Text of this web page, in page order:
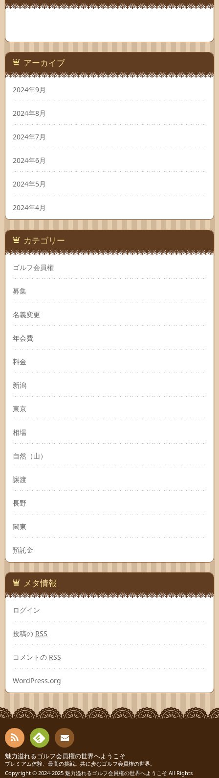
アーカイブ
2024年9月
2024年8月
2024年7月
2024年6月
2024年5月
2024年4月
カテゴリー
ゴルフ会員権
募集
名義変更
年会費
料金
新潟
東京
相場
自然（山）
譲渡
長野
関東
預託金
メタ情報
ログイン
投稿の RSS
コメントの RSS
WordPress.org
RSS
Fee
お問
魅力溢れるゴルフ会員権の世界へようこそ
プレミアム体験、最高の挑戦。共に歩むゴルフ会員権の世界。
Copyright © 2024-2025 魅力溢れるゴルフ会員権の世界へようこそ All Rights